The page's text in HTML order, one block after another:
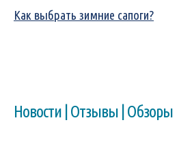
Как выбрать зимние сапоги?
Новости | Отзывы | Обзоры